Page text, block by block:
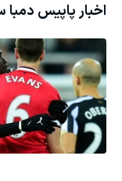
اخبارپاپیس دمبا